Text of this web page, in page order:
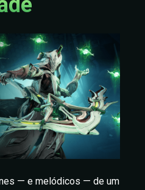
— e melódicos — de um